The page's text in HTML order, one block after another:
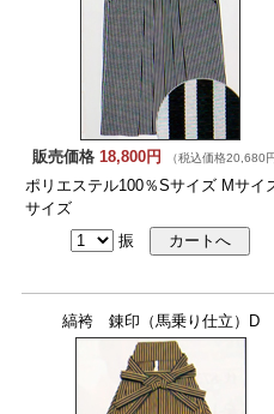
販売価格18,800円 （税込価格20,680円
ポリエステル100％Sサイズ Mサイ
サイズ
振
縞袴 錬印（馬乗り仕立）D